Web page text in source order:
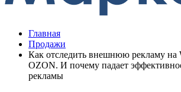
Главная
Продажи
Как отследить внешнюю рекламу на
OZON. И почему падает
рекламы